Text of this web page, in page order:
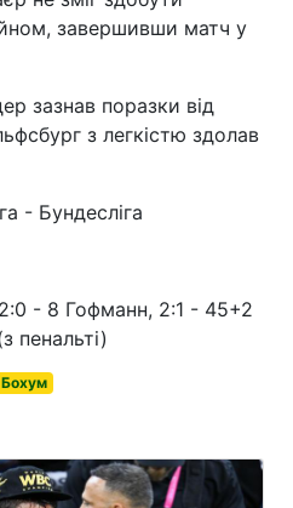
завершивши матч у
зазнав поразки від
з легкістю здолав
- Бундесліга
- 8 Гофманн, 2:1 - 45+2
пенальті)